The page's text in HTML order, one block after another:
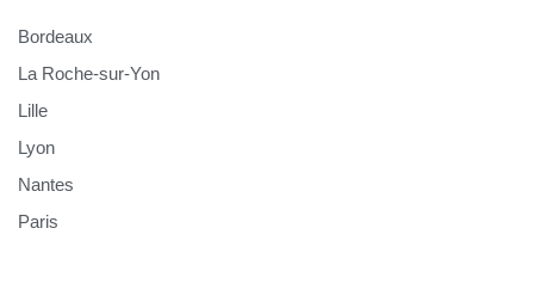
Bordeaux
La Roche-sur-Yon
Lille
Lyon
Nantes
Paris